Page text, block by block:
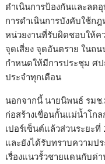
ดำเนินการป้องกันและลด
การดำเนินการบังคับใช้ก
หน่วยงานที่รับผิดชอบให้
จุดเสี่ยง จุดอันตราย ในถ
กำหนดให้มีการประชุม ศ
ประจำทุกเดือน
นอกจากนี้ นายนิพนธ์ รมช.
ก่อสร้างเขื่อนกั้นแม่น้ำโก
เปอร์เซ็นต์แล้วส่วนระยะ
และยังได้รับทราบความป
เรื่องแนวรั้วชายแดนกับด่